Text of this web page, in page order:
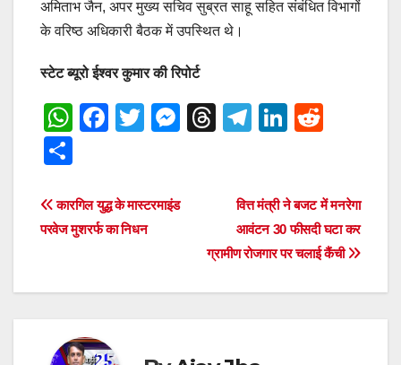
अमिताभ जैन, अपर मुख्य सचिव सुब्रत साहू सहित संबंधित विभागों
के वरिष्ठ अधिकारी बैठक में उपस्थित थे।
स्टेट ब्यूरो ईश्वर कुमार की रिपोर्ट
W
s
A
p
F
e
b
o
T
er
M
e
er
T
s
T
gr
a
m
Li
e
dI
n
di
t
ar
e
Post
navigation
वित्त मंत्री ने बजट में मनरेगा
आवंटन 30 फीसदी घटा कर
ग्रामीण रोजगार पर चलाई कैंची
कारगिल युद्ध के मास्टरमाइंड
परवेज मुशरर्फ का निधन